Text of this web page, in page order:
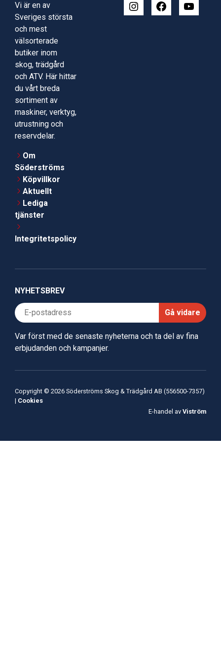
Vi är en av
Sveriges största
och mest
välsorterade
butiker inom
skog, trädgård
och ATV. Här hittar
du vårt breda
sortiment av
maskiner, verktyg,
utrustning och
reservdelar.
Om
Söderströms
Köpvillkor
Aktuellt
Lediga
tjänster
Integritetspolicy
NYHETSBREV
Gå vidare
Var först med de senaste nyheterna och ta del av fina
erbjudanden och kampanjer.
Copyright © 2026 Söderströms Skog & Trädgård AB (556500-7357)
| Cookies
E-handel av Viström